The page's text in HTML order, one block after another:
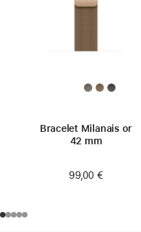
Bracelet Milanais or
42 mm
99,00 €